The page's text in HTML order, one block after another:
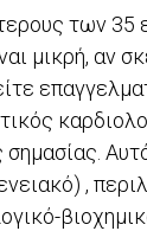
των 35
μικρή, αν
,